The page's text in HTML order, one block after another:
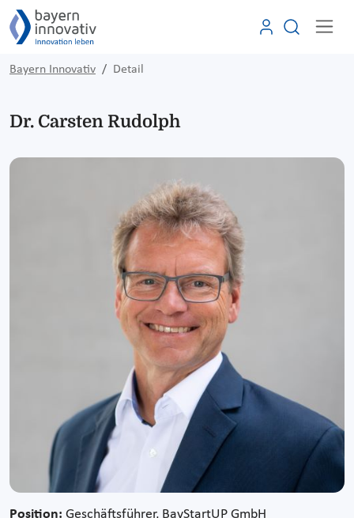
Bayern Innovativ Detail
Dr. Carsten Rudolph
Position: Geschäftsführer, BayStartUP GmbH